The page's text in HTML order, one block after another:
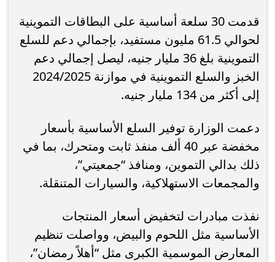
قدمت 30 سلعة أساسية على البطاقات التموينية
لحوالي 61.5 مليون مستفيد، بإجمالي دعم للسلع
التموينية بلغ 36 مليار جنيه، ليصل إجمالي دعم
الخبز والسلع التموينية في موازنة 2024/2025
إلى أكثر من 134 مليار جنيه.
دعمت الوزارة توفير السلع الأساسية بأسعار
مخفضة عبر 40 ألف منفذ ثابت ومتحرك، بما في
ذلك بدالي التموين، ومنافذ “جمعيتي”،
والمجمعات الاستهلاكية، والسيارات المتنقلة.
نفذت مبادرات لتخفيض أسعار المنتجات
الأساسية مثل اللحوم والبيض، وواصلت تنظيم
المعارض الموسمية الكبرى مثل “أهلاً رمضان”،